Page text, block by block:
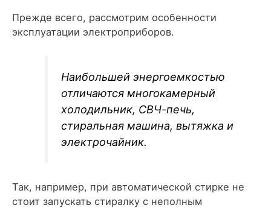
Прежде всего, рассмотрим особенности
эксплуатации электроприборов.
Наибольшей энергоемкостью
отличаются многокамерный
холодильник, СВЧ-печь,
стиральная машина, вытяжка и
электрочайник.
Так, например, при автоматической стирке не
стоит запускать стиралку с неполным